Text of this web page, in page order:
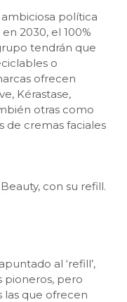
política
2030, el 100%
tendrán que
o
ofrecen
Kérastase,
otras como
de cremas faciales
con su refill.
al ‘refill’,
pioneros, pero
las que ofrecen